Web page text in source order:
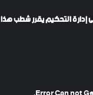
التحكيم يقرر شطب هذا